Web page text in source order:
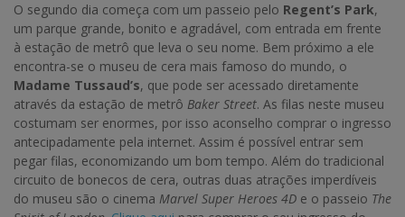
O segundo dia começa com um passeio pelo Regent’s Park,
um parque grande, bonito e agradável, com entrada em frente
à estação de metrô que leva o seu nome. Bem próximo a ele
encontra-se o museu de cera mais famoso do mundo, o
Madame Tussaud’s, que pode ser acessado diretamente
através da estação de metrô Baker Street. As filas neste museu
costumam ser enormes, por isso aconselho comprar o ingresso
antecipadamente pela internet. Assim é possível entrar sem
pegar filas, economizando um bom tempo. Além do tradicional
circuito de bonecos de cera, outras duas atrações imperdíveis
do museu são o cinema Marvel Super Heroes 4D e o passeio The